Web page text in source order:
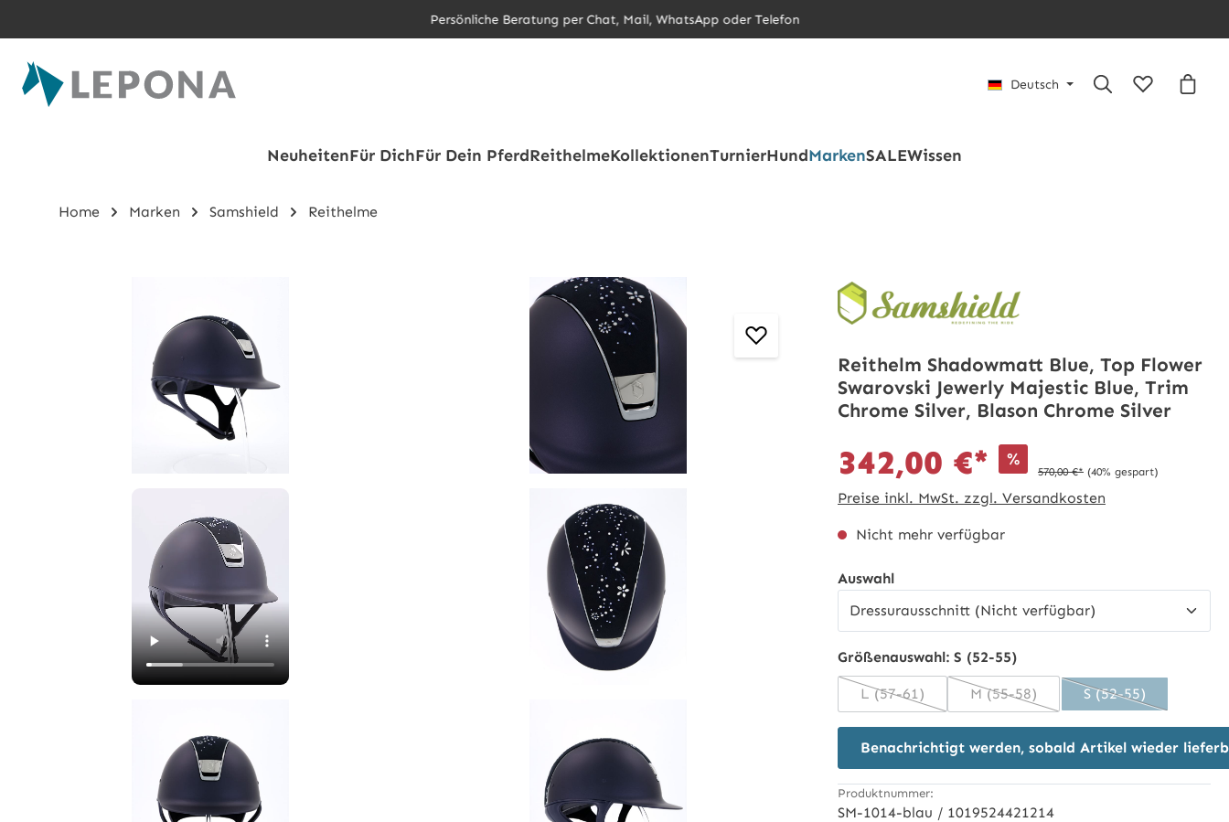
Persönliche Beratung per Chat, Mail, WhatsApp oder Telefon
Deutsch
Du hast 0
NeuheitenFür DichFür Dein PferdReithelmeKollektionenTurnierHundMarkenSALEWissen
Home Marken Samshield Reithelme
Reithelm Shadowmatt Blue, Top Flower
Swarovski Jewerly Majestic Blue, Trim
Chrome Silver, Blason Chrome Silver
342,00 €* %
570,00 €* (40% gespart)
Preise inkl. MwSt. zzgl. Versandkosten
Nicht mehr verfügbar
Auswahlauswählen
Größenauswahl: S (52-55)
L (57-61)
(Diese Option ist zurzeit nicht verfügbar.)
M (55-58)
(Diese Option ist zurzeit nicht
S (52-55)
(Diese Option ist
Benachrichtigt werden, sobald Artikel wieder
Produktnummer:
SM-1014-blau / 1019524421214